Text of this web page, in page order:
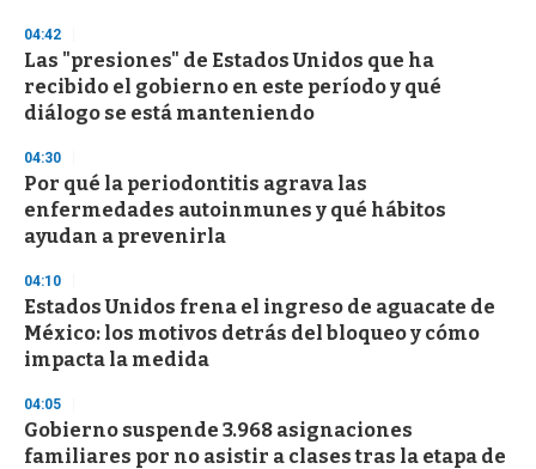
d
s
o
f
3
s
e
c
o
n
04:42
Las "presiones" de Estados Unidos que ha
recibido el gobierno en este período y qué
diálogo se está manteniendo
04:30
Por qué la periodontitis agrava las
enfermedades autoinmunes y qué hábitos
ayudan a prevenirla
04:10
Estados Unidos frena el ingreso de aguacate de
México: los motivos detrás del bloqueo y cómo
impacta la medida
04:05
Gobierno suspende 3.968 asignaciones
familiares por no asistir a clases tras la etapa de